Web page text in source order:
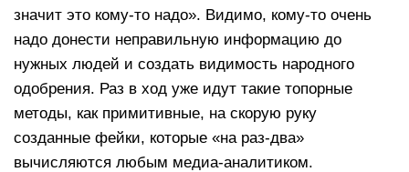
значит это кому-то надо». Видимо, кому-то очень
надо донести неправильную информацию до
нужных людей и создать видимость народного
одобрения. Раз в ход уже идут такие топорные
методы, как примитивные, на скорую руку
созданные фейки, которые «на раз-два»
вычисляются любым медиа-аналитиком.